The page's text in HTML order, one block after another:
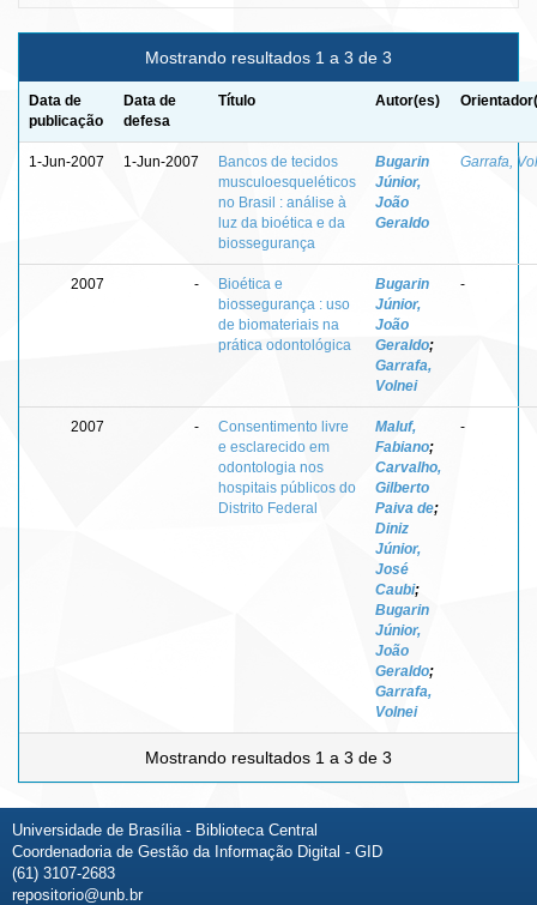
Mostrando resultados 1 a 3 de 3
Data de
publicação
Data de
defesa
Título Autor(es)
1-Jun-2007 1-Jun-2007
Bancos de tecidos
musculoesqueléticos
no Brasil : análise à
luz da bioética e da
biossegurança
Bugarin
Júnior,
João
Geraldo
Garrafa,
2007 -
Bioética e
biossegurança : uso
de biomateriais na
prática odontológica
Bugarin
Júnior,
João
Geraldo;
Garrafa,
Volnei
-
2007 -
Consentimento livre
e esclarecido em
odontologia nos
hospitais públicos do
Distrito Federal
Maluf,
Fabiano;
Carvalho,
Gilberto
Paiva de;
Diniz
Júnior,
José
Caubi;
Bugarin
Júnior,
João
Geraldo;
Garrafa,
Volnei
-
Mostrando resultados 1 a 3 de 3
Universidade de Brasília - Biblioteca Central
Coordenadoria de Gestão da Informação Digital - GID
(61) 3107-2683
repositorio@unb.br